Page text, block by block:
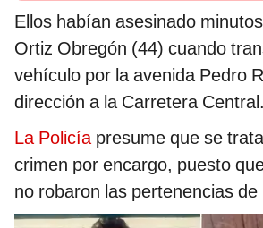
Ellos habían asesinado
Ortiz Obregón (44) cuando
vehículo por la avenida Pedro
dirección a la Carretera Central.
La Policíapresume que se
crimen por encargo, puesto
no robaron las pertenencias